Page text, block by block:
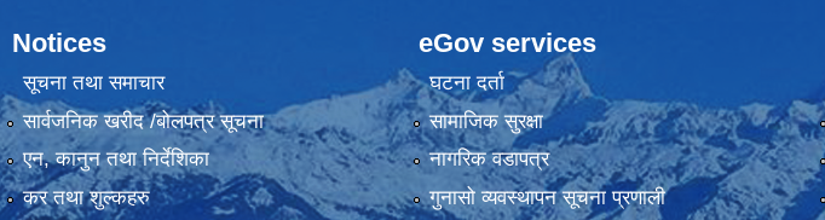
Notices
सूचना तथा समाचार
सार्वजनिक खरीद /बोलपत्र सूचना
एन, कानुन तथा निर्देशिका
कर तथा शुल्कहरु
eGov services
घटना दर्ता
सामाजिक सुरक्षा
नागरिक वडापत्र
गुनासो व्यवस्थापन सूचना प्रणाली